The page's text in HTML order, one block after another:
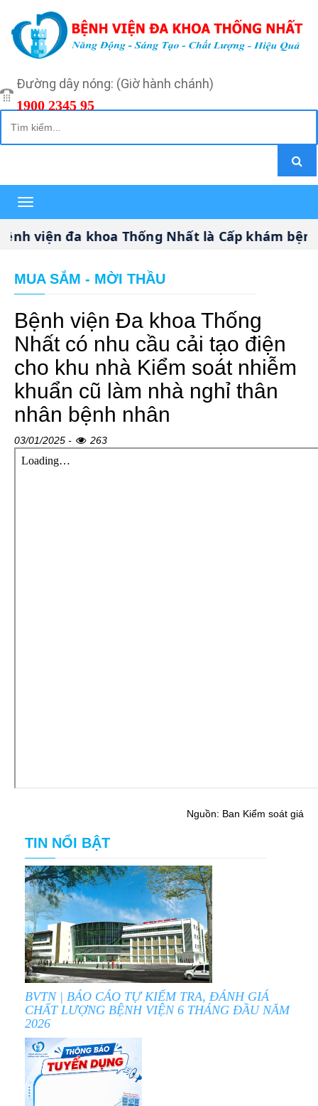
Đường dây nóng: (Giờ hành chánh)
1900 2345 95
Toggle
navigation
viện đa khoa Thống Nhất là Cấp khám bệnh,
MUA SẮM - MỜI THẦU
Bệnh viện Đa khoa Thống
Nhất có nhu cầu cải tạo điện
cho khu nhà Kiểm soát nhiễm
khuẩn cũ làm nhà nghỉ thân
nhân bệnh nhân
03/01/2025 - 263
Nguồn: Ban Kiểm soát giá
TIN NỔI BẬT
BVTN | BÁO CÁO TỰ KIỂM TRA, ĐÁNH GIÁ
CHẤT LƯỢNG BỆNH VIỆN 6 THÁNG ĐẦU NĂM
2026